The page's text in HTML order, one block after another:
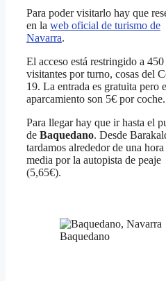
Para poder visitarlo hay que
en la web oficial de turismo de
Navarra.
El acceso está restringido a 450
visitantes por turno, cosas del
19. La entrada es gratuita pero
aparcamiento son 5€ por coche.
Para llegar hay que ir hasta el
de Baquedano. Desde
tardamos alrededor de una
media por la autopista de peaje
(5,65€).
Baquedano